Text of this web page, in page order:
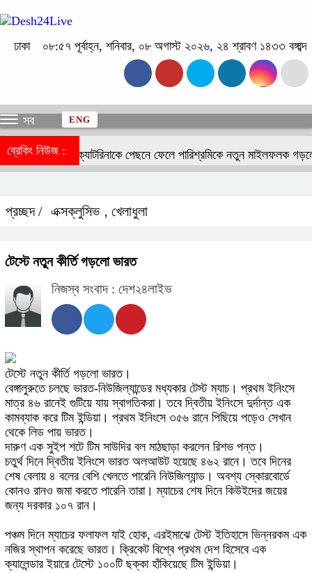
ঢাকা ০৮:৫৭ পূর্বাহ্ন, শনিবার, ০৮ অগাস্ট ২০২৬, ২৪ শ্রাবণ ১৪৩৩ বঙ্গাব্দ
সব ENG
ব্রেকিং নিউজ :দীপিকা-ক্যাটরিনাকে পেছনে ফেলে পারিশ্রমিকে নতুন মাইলফলক
প্রচ্ছদ / এক্সক্লুসিভ , খেলাধুলা
টেস্টে নতুন কীর্তি গড়লো ভারত
নিজস্ব সংবাদ : দেশ২৪লাইভ
টেস্টে নতুন কীর্তি গড়লো ভারত।
বেঙ্গালুরুতে চলছে ভারত-নিউজিল্যান্ডের মধ্যকার টেস্ট ম্যাচ। প্রথম ইনিংসে
মাত্র ৪৬ রানেই গুটিয়ে যায় স্বাগতিকরা। তবে দ্বিতীয় ইনিংসে দুর্দান্ত এক
কামব্যাক করে টিম ইন্ডিয়া। প্রথম ইনিংসে ৩৫৬ রানে পিছিয়ে পড়েও সেখান
থেকে লিড পায় ভারত।
দারুণ এক সুইপ শটে টিম সাউদির বল মাঠছাড়া করলেন রিশভ পন্ত।
চতুর্থ দিনে দ্বিতীয় ইনিংসে ভারত অলআউট হয়েছে ৪৬২ রানে। তবে দিনের
শেষ বেলায় ৪ বলের বেশি খেলতে পারেনি নিউজিল্যান্ড। অবশ্য স্কোরবোর্ডে
কোনও রানও জমা করতে পারেনি তারা। ম্যাচের শেষ দিনে কিউইদের জয়ের
জন্য দরকার ১০৭ রান।
পঞ্চম দিনে ম্যাচের ফলাফল যাই হোক, এরইমাঝে টেস্ট ইতিহাসে ভিন্নরকম এক
নজির স্থাপন করেছে ভারত। ক্রিকেট বিশ্বে প্রথম দেশ হিসেবে এক
ক্যালেন্ডার ইয়ারে টেস্টে ১০০টি ছক্কা হাঁকিয়েছে টিম ইন্ডিয়া।